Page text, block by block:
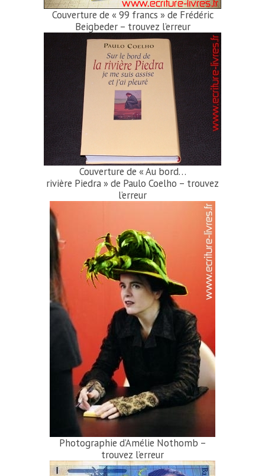
Couverture de « 99 francs » de Frédéric
Beigbeder – trou­vez l’erreur
Couverture de « Au bord…
rivière Piedra » de Paulo Coelho – trou­vez
l’erreur
Photographie d’Amélie Nothomb –
trou­vez l’erreur